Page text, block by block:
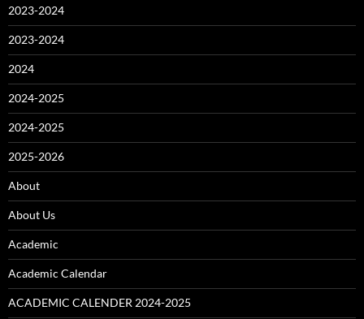
2023-2024
2023-2024
2024
2024-2025
2024-2025
2025-2026
About
About Us
Academic
Academic Calendar
ACADEMIC CALENDER 2024-2025